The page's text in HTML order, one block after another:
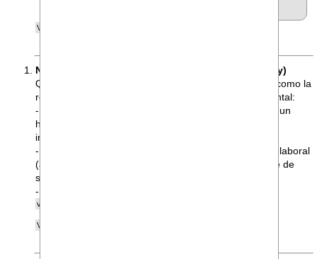
NEGOCIACIONES CON LA EMPRESA (opinión de Xy)
Quizás deberían revisarse a la luz de temas actuales como la
reducción de horario generalizada y el impacto ambiental:
- El horario actual, la mayor parte de entidades tienen un
horario en el que solo se trabaja una tarde y lo más
importante, se respeta el horario de verano de 8 a 3.
- Los días 24 y 31 en otras entidades se considera no laboral
(a excepción de guardias puntuales) por lo que carece de
sentido tener que trabajar ese día.
- Deberíamos tener una bolsa de días de teletrabajo...